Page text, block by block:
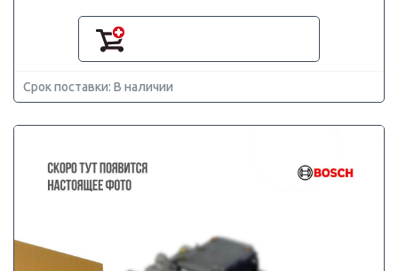
Срок поставки: В наличии